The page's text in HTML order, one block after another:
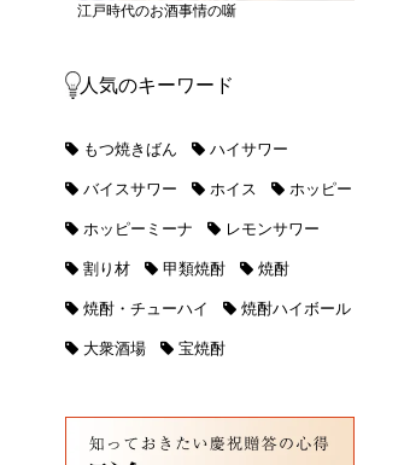
江戸時代のお酒事情の噺
人気のキーワード
もつ焼きばん ハイサワー
バイスサワー ホイス ホッピー
ホッピーミーナ レモンサワー
割り材 甲類焼酎 焼酎
焼酎・チューハイ 焼酎ハイボール
大衆酒場 宝焼酎